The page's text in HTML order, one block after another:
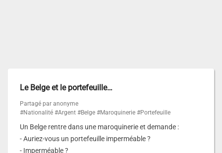
Le Belge et le portefeuille…
Partagé par anonyme
#Nationalité #Argent #Belge #Maroquinerie #Portefeuille
Un Belge rentre dans une maroquinerie et demande :
- Auriez-vous un portefeuille imperméable ?
- Imperméable ?